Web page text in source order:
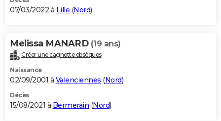
07/03/2022 à Lille (Nord)
Melissa MANARD (19 ans)
Créer une cagnotte obsèques
Naissance
02/09/2001 à Valenciennes (Nord)
Décès
15/08/2021 à Bermerain (Nord)